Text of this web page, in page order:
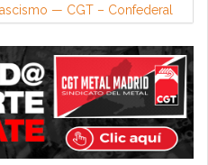
— CGT – Confederal